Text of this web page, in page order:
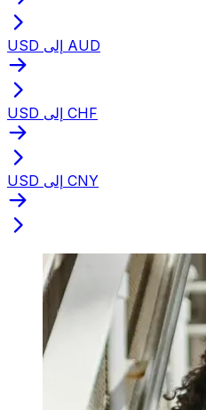
USD إلى AUD
USD إلى CHF
USD إلى CNY